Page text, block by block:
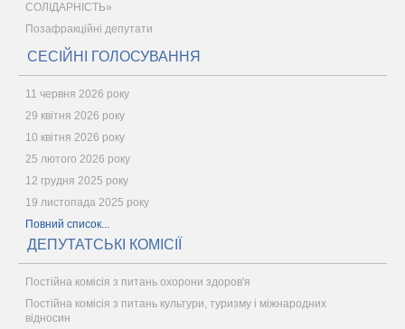
СОЛІДАРНІСТЬ»
Позафракційні депутати
СЕСІЙНІ ГОЛОСУВАННЯ
11 червня 2026 року
29 квітня 2026 року
10 квітня 2026 року
25 лютого 2026 року
12 грудня 2025 року
19 листопада 2025 року
Повний список...
ДЕПУТАТСЬКІ КОМІСІЇ
Постійна комісія з питань охорони здоров'я
Постійна комісія з питань культури, туризму і міжнародних
відносин